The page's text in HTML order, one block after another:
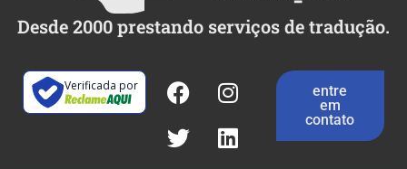
Desde 2000 prestando serviços de tradução.
entre
em
contato
Verificada por